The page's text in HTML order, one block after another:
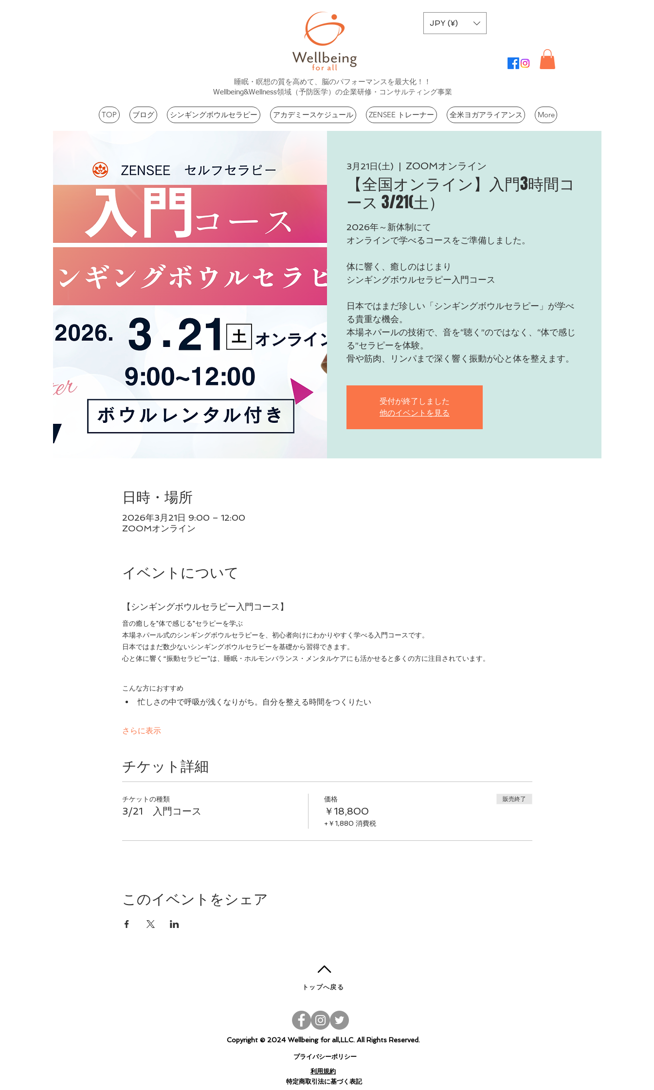
JPY (¥)
睡眠・瞑想の質を高めて、脳のパフォーマンスを最大化！！
Wellbeing&Wellness領域（予防医学）の企業研修・コンサルティング事業
TOP ブログ シンギングボウルセラピー アカデミースケジュール ZENSEE トレーナー 全米ヨガアライアンス More
3月21日(土)
  |
ZOOMオンライン
【全国オンライン】入門3時間コ
ース 3/21(土）
2026年～新体制にて
オンラインで学べるコースをご準備しました。
体に響く、癒しのはじまり
シンギングボウルセラピー入門コース
日本ではまだ珍しい「シンギングボウルセラピー」が学べ
る貴重な機会。
本場ネパールの技術で、音を“聴く”のではなく、“体で感じ
る”セラピーを体験。
骨や筋肉、リンパまで深く響く振動が心と体を整えます。
受付が終了しました
他のイベントを見る
日時・場所
2026年3月21日 9:00 – 12:00
ZOOMオンライン
イベントについて
【シンギングボウルセラピー入門コース】
音の癒しを"体で感じる"セラピーを学ぶ
本場ネパール式のシンギングボウルセラピーを、初心者向けにわかりやすく学べる入門コースです。
日本ではまだ数少ないシンギングボウルセラピーを基礎から習得できます。
心と体に響く“振動セラピー”は、睡眠・ホルモンバランス・メンタルケアにも活かせると多くの方に注目されています。
こんな方におすすめ
忙しさの中で呼吸が浅くなりがち。自分を整える時間をつくりたい
さらに表示
チケット詳細
チケットの種類
3/21 入門コース
価格
￥18,800
+￥1,880 消費税
販売終了
このイベントをシェア
トップへ戻る
Copyright © 2024 Wellbeing for all,LLC. All Rights Reserved.
プライバシーポリシー
​利用規約
特定商取引法に基づく表記